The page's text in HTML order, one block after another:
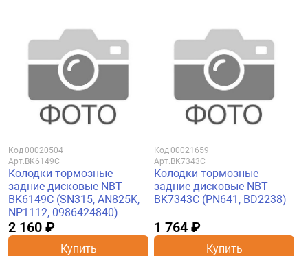
Код00020504
Арт. BK6149C
Колодки тормозные
задние дисковые NBT
BK6149C (SN315, AN825K,
NP1112, 0986424840)
2 160 ₽
Купить
Код00021659
Арт. BK7343C
Колодки тормозные
задние дисковые NBT
BK7343C (PN641, BD2238)
1 764 ₽
Купить